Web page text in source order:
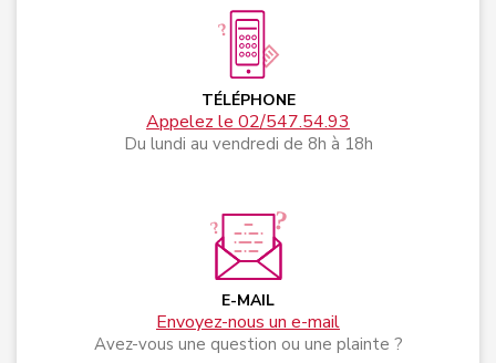
TÉLÉPHONE
Appelez le 02/547.54.93
Du lundi au vendredi de 8h à 18h
E-MAIL
Envoyez-nous un e-mail
Avez-vous une question ou une plainte ?